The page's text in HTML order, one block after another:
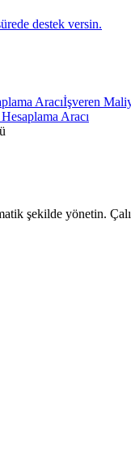
destek versin.
Aracıİşveren
Aracı
şekilde yönetin.